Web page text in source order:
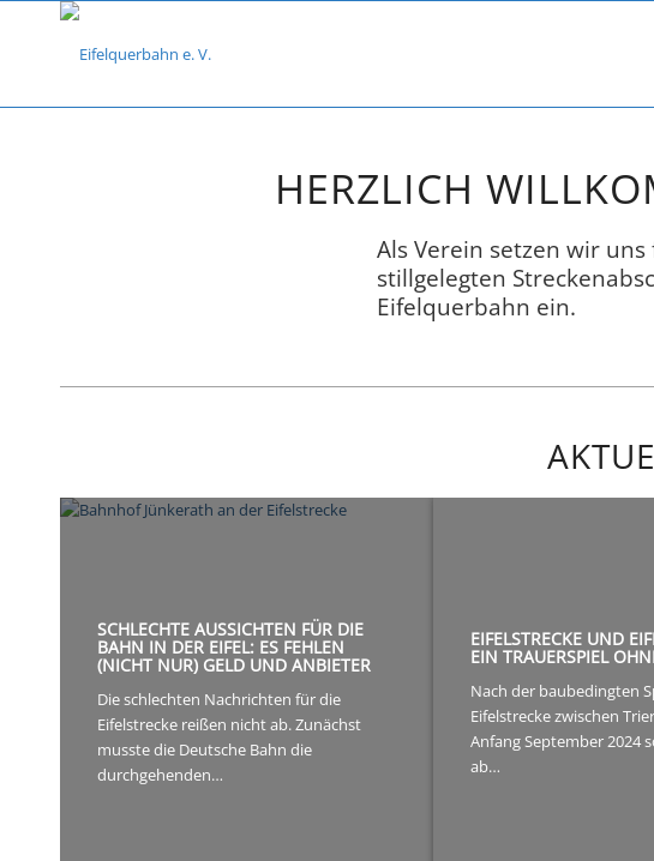
DIE EIFELQUERBAHN ANDERNACH -
HERZLICH
Als Verein setzen wir
stillgelegten
Eifelquerbahn ein.
SCHLECHTE AUSSICHTEN FÜR DIE
BAHN IN DER EIFEL: ES FEHLEN
(NICHT NUR) GELD UND ANBIETER
Die schlechten Nachrichten für die
Eifelstrecke reißen nicht ab. Zunächst
musste die Deutsche Bahn die
durchgehenden…
EIFELSTRECKE UND
EIN TRAUERSPIEL
Nach der baubedingten
Eifelstrecke zwischen
Anfang September 2024
ab…